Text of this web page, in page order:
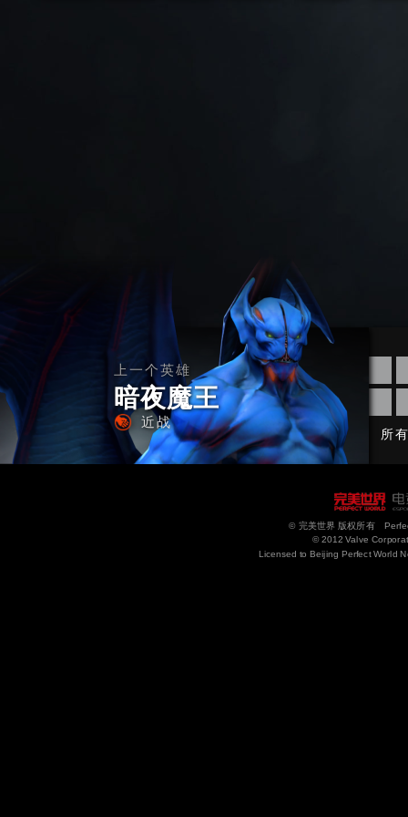
上一个英雄
暗夜魔王
近战
所
© 完美世界 版权所有
© 2012 Valve
Licensed to Beijing Perfect World